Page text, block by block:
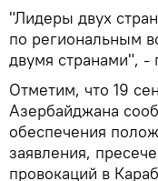
"Лидеры двух
по региональным
двумя странами", -
Отметим, что 19
Азербайджана
обеспечения
заявления,
провокаций в